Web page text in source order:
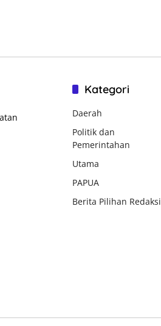
Kategori
Daerah
Politik dan
Pemerintahan
Utama
PAPUA
Berita Pilihan Redaksi